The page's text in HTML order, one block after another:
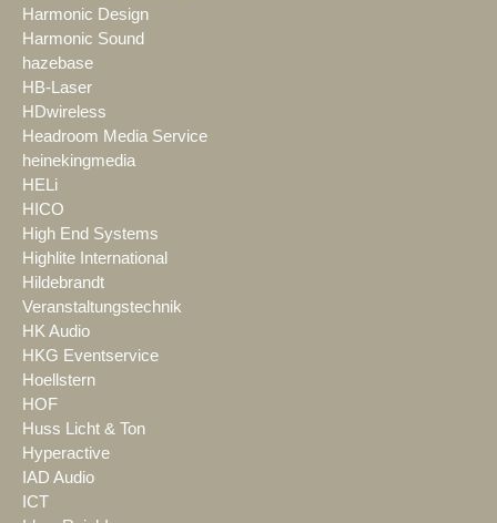
Harmonic Design
Harmonic Sound
hazebase
HB-Laser
HDwireless
Headroom Media Service
heinekingmedia
HELi
HICO
High End Systems
Highlite International
Hildebrandt
Veranstaltungstechnik
HK Audio
HKG Eventservice
Hoellstern
HOF
Huss Licht & Ton
Hyperactive
IAD Audio
ICT